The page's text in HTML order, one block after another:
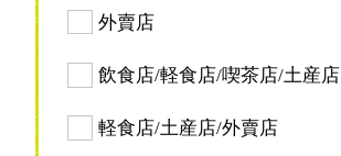
外賣店
飲食店/軽食店/喫茶店/土産店
軽食店/土産店/外賣店